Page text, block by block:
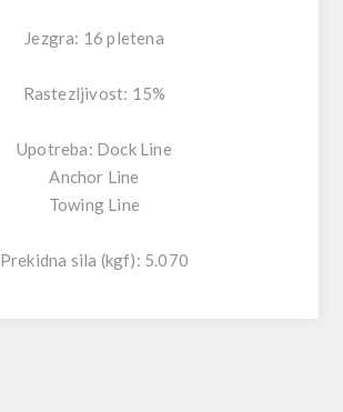
Jezgra: 16 pletena
Rastezljivost: 15%
Upotreba: Dock Line
Anchor Line
Towing Line
Prekidna sila (kgf): 5.070